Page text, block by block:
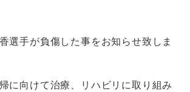
選手が負傷した事をお知らせ致しま
に向けて治療、リハビリに取り組み